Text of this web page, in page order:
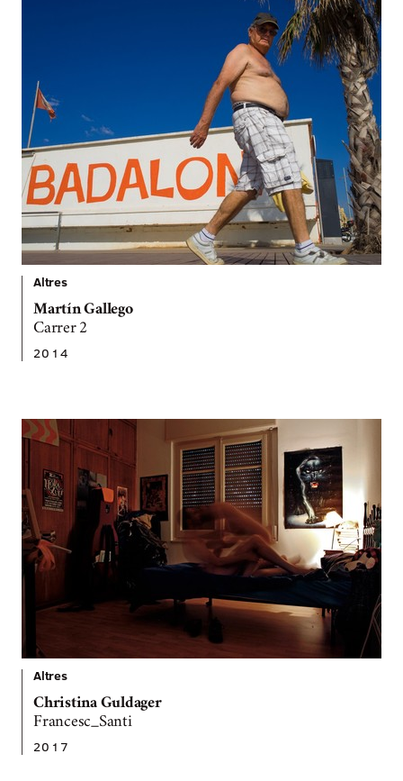
Altres
Martín Gallego
Carrer 2
2014
Altres
Christina Guldager
Francesc_Santi
2017